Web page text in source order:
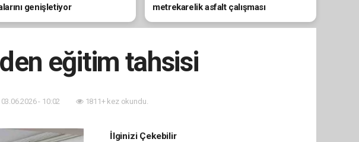
genişletiyor
metrekarelik asfalt çalışması
tamamlandı
eğitim tahsisi
- 10:02 1811+ kez okundu.
İlginizi Çekebilir